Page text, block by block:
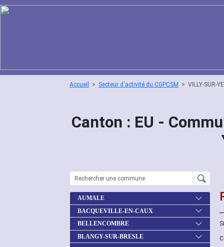
Accueil Secteur d'activité du CGPCSM VILLY-SUR-
Canton : EU -
AUMALE
BACQUEVILLE-EN-CAUX
BELLENCOMBRE
BLANGY-SUR-BRESLE